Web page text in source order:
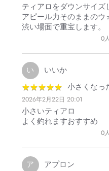
ティアロをダウンサイズ
アピール力そのままの
渋い場面で重宝します。
0
い いいか
★★★★★
★★★★★ 小さくなっ
2026年2月22日 20:01
小さいティアロ
よく釣れますおすすめ
0
ア アプロン